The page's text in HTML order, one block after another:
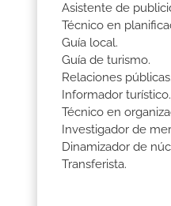
Asistente de
Técnico en
Guía local.
Guía de turismo.
Relaciones públicas.
Informador turístico.
Técnico en
Investigador de
Dinamizador de
Transferista.